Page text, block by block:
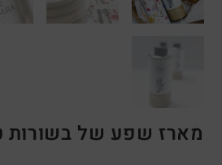
מארז שפע של בשורות